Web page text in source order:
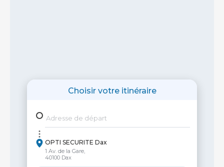
Choisir votre itinéraire
Adresse de départ
OPTI SECURITE Dax
1 Av. de la Gare,
40100 Dax